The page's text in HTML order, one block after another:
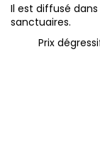
Il est diffusé
sanctuaires.
Prix